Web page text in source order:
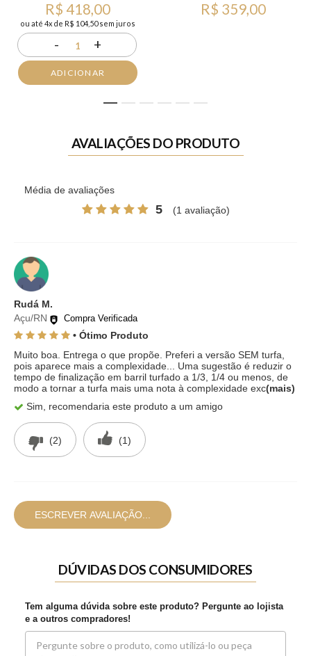
R$ 418,00
ou até 4x de R$ 104,50 sem juros
- 1 +
ADICIONAR
R$ 359,00
AVALIAÇÕES DO PRODUTO
Média de avaliações
5 (1 avaliação)
Rudá M.
Açu/RN
Compra Verificada
• Ótimo Produto
Muito boa. Entrega o que propõe. Preferi a versão SEM turfa,
pois aparece mais a complexidade... Uma sugestão é reduzir o
tempo de finalização em barril turfado a 1/3, 1/4 ou menos, de
modo a tornar a turfa mais uma nota à complexidade exc(mais)
Sim, recomendaria este produto a um amigo
(2) (1)
ESCREVER AVALIAÇÃO...
DÚVIDAS DOS CONSUMIDORES
Tem alguma dúvida sobre este produto? Pergunte ao lojista
e a outros compradores!